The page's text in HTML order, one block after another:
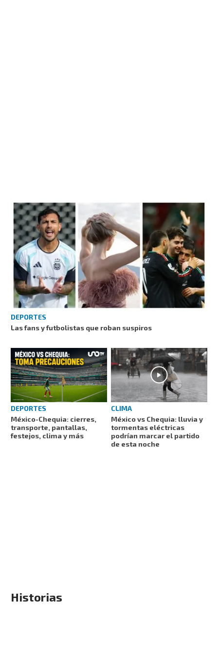
DEPORTES
Las fans y futbolistas que roban suspiros
DEPORTES
México-Chequia: cierres,
transporte, pantallas,
festejos, clima y más
CLIMA
México vs Chequia: lluvia y
tormentas eléctricas
podrían marcar el partido
de esta noche
Historias